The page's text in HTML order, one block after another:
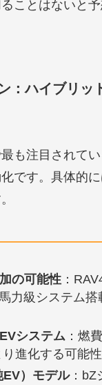
ことはないと
：ハイブリッ
も注目されて
です。具体的
の可能性：
力級システム搭
システム：燃
進化する可能性
EV）モデル：bZ